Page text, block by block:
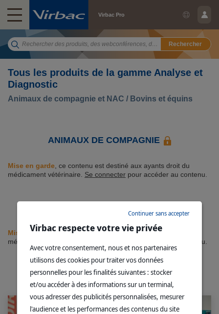
Virbac Pro
Rechercher
Tous les produits de la gamme Analyse et
Diagnostic
Animaux de compagnie et NAC / Bovins et équins
ANIMAUX DE COMPAGNIE
Mise en garde , ce contenu est destiné aux ayants droit du
médicament vétérinaire. Se connecter pour accéder au contenu.
Mise en garde, ce contenu est destiné aux ayants droit du
médicament vétérinaire.
pour accéder au contenu.
VOIR AUSSI...
Virbac respecte votre vie privée
Avec votre consentement, nous et nos partenaires
utilisons des cookies pour traiter vos données
personnelles pour les finalités suivantes : stocker
et/ou accéder à des informations sur un terminal,
vous adresser des publicités personnalisées, mesurer
l'audience et les performances des contenus du site
Continuer sans accepter